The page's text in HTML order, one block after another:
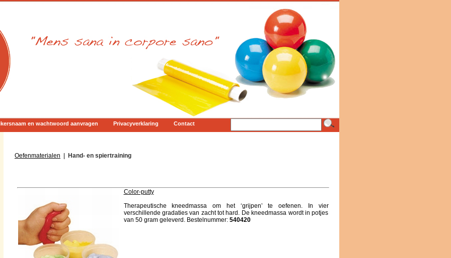
en wachtwoord aanvragen Privacyverklaring Contact
Oefenmaterialen Hand- en spiertraining
Color-putty
Therapeutische kneedmassa om het ‘grijpen’ te oefenen. In vier
verschillende gradaties van zacht tot hard. De kneedmassa wordt in potjes
van 50 gram geleverd. Bestelnummer: 540420